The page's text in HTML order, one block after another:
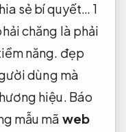
sẻ bí quyết… 1
chăng là phải
năng. đẹp
dùng mà
hiệu. Báo
mẫu mã web